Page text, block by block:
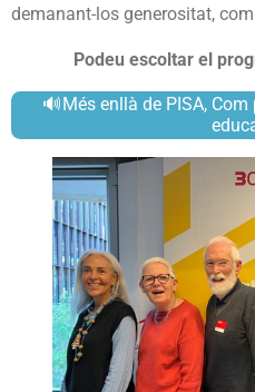
demanant-los generositat,
Podeu escoltar el
🔊 Més enllà de PISA,